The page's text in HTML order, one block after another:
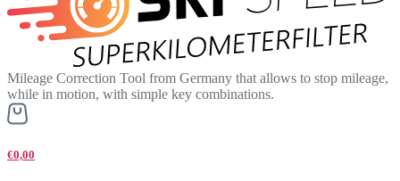
Mileage Correction Tool from Germany that allows to stop mileage,
while in motion, with simple key combinations.
€0,00